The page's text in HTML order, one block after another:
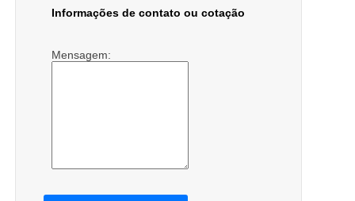
Informações de contato ou cotação
Mensagem: